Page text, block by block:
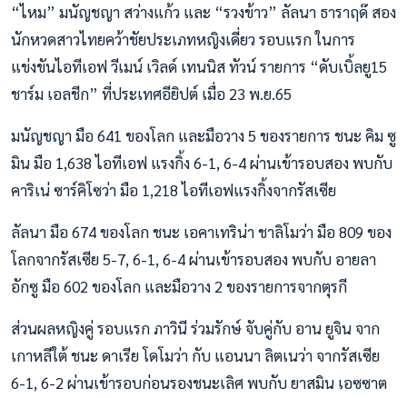
“ไหม” มนัญชญา สว่างแก้ว และ “รวงข้าว” ลัลนา ธาราฤด๊ สอง
นักหวดสาวไทยคว้าชัยประเภทหญิงเดี่ยว รอบแรก ในการ
แข่งขันไอทีเอฟ วีเมน์ เวิลด์ เทนนิส ทัวน์ รายการ “ดับเบิ้ลยู15
ชาร์ม เอลชีก” ที่ประเทศอียิปต์ เมื่อ 23 พ.ย.65
มนัญชญา มือ 641 ของโลก และมือวาง 5 ของรายการ ชนะ คิม ซู
มิน มือ 1,638 ไอทีเอฟ แรงกิ้ง 6-1, 6-4 ผ่านเข้ารอบสอง พบกับ
คาริเน่ ซาร์คิโซว่า มือ 1,218 ไอทีเอฟแรงกิ้งจากรัสเซีย
ลัลนา มือ 674 ของโลก ชนะ เอคาเทริน่า ชาลิโมว่า มือ 809 ของ
โลกจากรัสเซีย 5-7, 6-1, 6-4 ผ่านเข้ารอบสอง พบกับ อายลา
อักซู มือ 602 ของโลก และมือวาง 2 ของรายการจากตุรกี
ส่วนผลหญิงคู่ รอบแรก ภาวินี ร่วมรักษ์ จับคู่กับ อาน ยูจิน จาก
เกาหลีใต้ ชนะ ดาเรีย โดโมว่า กับ แอนนา ลิตเนว่า จากรัสเซีย
6-1, 6-2 ผ่านเข้ารอบก่อนรองชนะเลิศ พบกับ ยาสมิน เอซซาต